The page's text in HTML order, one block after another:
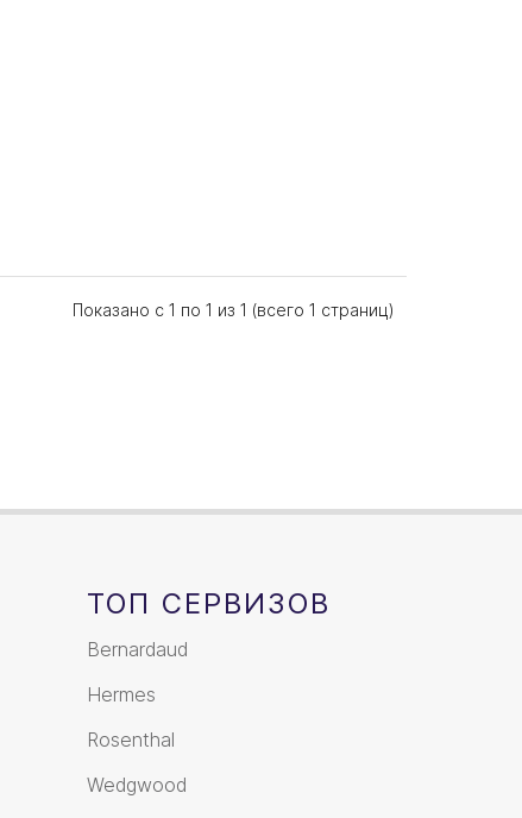
Показано с 1 по 1 из 1 (всего 1 страниц)
ТОП СЕРВИЗОВ
Bernardaud
Hermes
Rosenthal
Wedgwood